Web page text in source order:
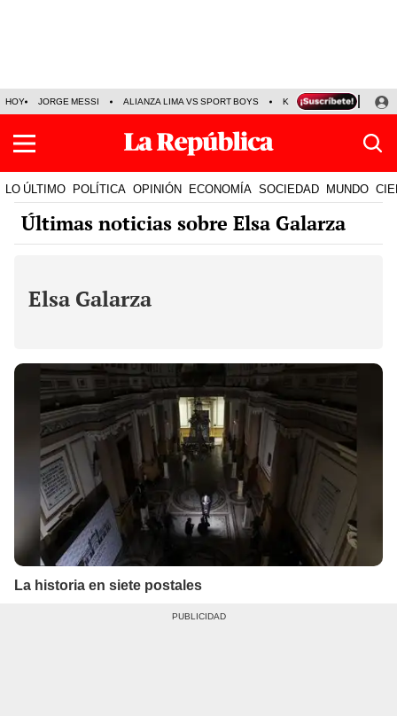
HOY JORGE MESSI ALIANZA LIMA VS SPORT BOYS KENJI FUJIMORI
LO ÚLTIMO POLÍTICA OPINIÓN ECONOMÍA SOCIEDAD MUNDO
Últimas noticias sobre Elsa Galarza
Elsa Galarza
La historia en siete postales